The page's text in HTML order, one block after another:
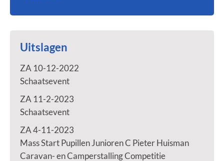
Uitslagen
ZA 10-12-2022
Schaatsevent
ZA 11-2-2023
Schaatsevent
ZA 4-11-2023
Mass Start Pupillen Junioren C Pieter Huisman
Caravan- en Camperstalling Competitie